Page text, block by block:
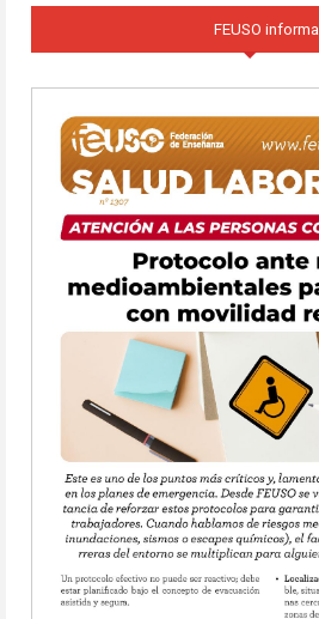
FEUSO informa